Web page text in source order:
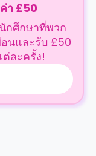
า £50
กศึกษาที่พวก
นและรับ £50
ละครั้ง!